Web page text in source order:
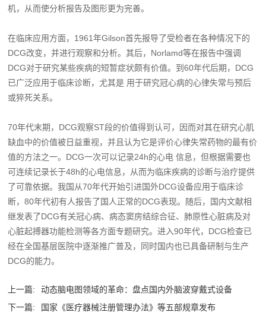
机，从而使分析报告及图形更为完善。
在临床应用方面，1961年Gilson首先报导了受检者在各种情况下的
DCG改变，并进行观察和分析。其后，Norlamd等在报告中强调
DCG对于研究某些疾病的短暂症状颇有价值。到60年代后期，DCG
已广泛应用于临床诊断，尤其是 用于研究冠心病的心律失常与预后
或猝死关系。
70年代末期，DCG观察ST段的价值得到认可，因而对其在研究心肌
缺血中的价值被日益重视，并且认为它是评价心律失常药物的最有价
值的方法之一。DCG一次可以记录24h的心电 信息，但根据需要也
可连续记录长于48h的心电信息，从而为临床疾病的诊断与治疗提供
了可靠依据。我国从70年代开始引进国外DCG设备应用于临床诊
断，80年代初有人报告了国人正常的DCG表现。随后，国内文献相
继发表了DCG有关冠心病、病态窦房结综合征、肺原性心脏病及对
心脏起搏器功能检测等各方面专题研究。进入90年代，DCG检查已
经在全国基层医院中逐渐推广普及，同时国内也已具备研制与生产
DCG的能力。
上一篇:
动态脑电图领域的革命：盘点国内外脑波穿戴式设备
下一篇:
国家《医疗器械注册管理办法》等五部规章发布